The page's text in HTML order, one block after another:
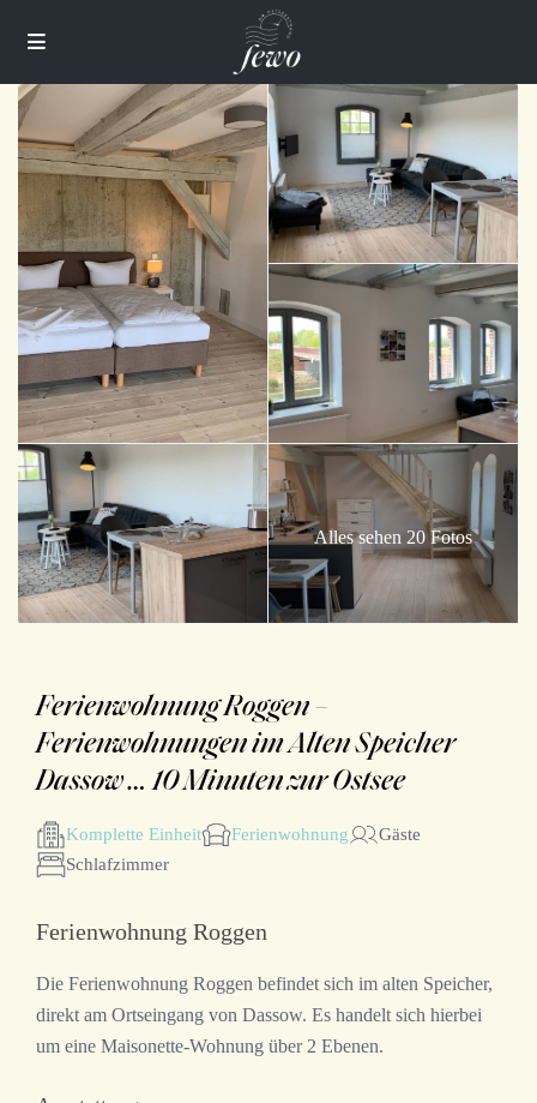
Alles sehen 20 Fotos
Ferienwohnung Roggen –
Ferienwohnungen im Alten Speicher
Dassow … 10 Minuten zur Ostsee
Komplette Einheit Ferienwohnung
Gäste
Schlafzimmer
Ferienwohnung Roggen
Die Ferienwohnung Roggen befindet sich im alten Speicher,
direkt am Ortseingang von Dassow. Es handelt sich hierbei
um eine Maisonette-Wohnung über 2 Ebenen.